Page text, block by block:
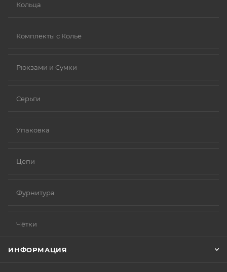
Кольца
Комплекты с Колье
Рюкзами и Сумки
Серьги
Упаковка
Цепи
Фурнитура
Чётки
ИНФОРМАЦИЯ